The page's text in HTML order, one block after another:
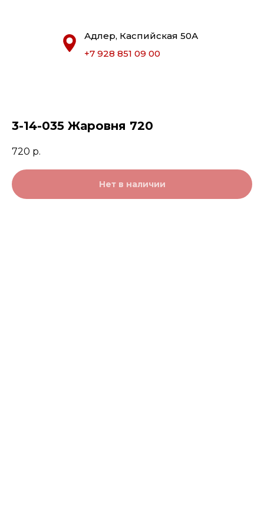
Адлер, Каспийская 50А
+7 928 851 09 00
3-14-035 Жаровня 720
720 р.
Нет в наличии